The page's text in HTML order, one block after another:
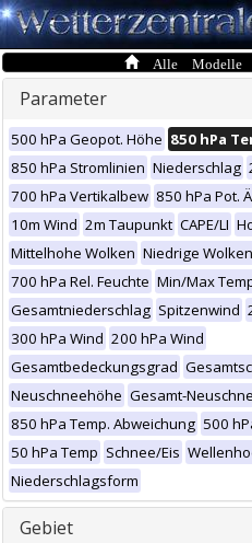
Alle Modelle
Parameter
500 hPa Geopot. Höhe 850 hPa
850 hPa Stromlinien Niederschlag
700 hPa Vertikalbew 850 hPa Pot.
10m Wind 2m Taupunkt CAPE/LI
Mittelhohe Wolken Niedrige Wolken
700 hPa Rel. Feuchte Min/Max
Gesamtniederschlag Spitzenwind
300 hPa Wind 200 hPa Wind
Gesamtbedeckungsgrad
Neuschneehöhe Gesamt-
850 hPa Temp. Abweichung 500
50 hPa Temp Schnee/Eis
Niederschlagsform
Gebiet